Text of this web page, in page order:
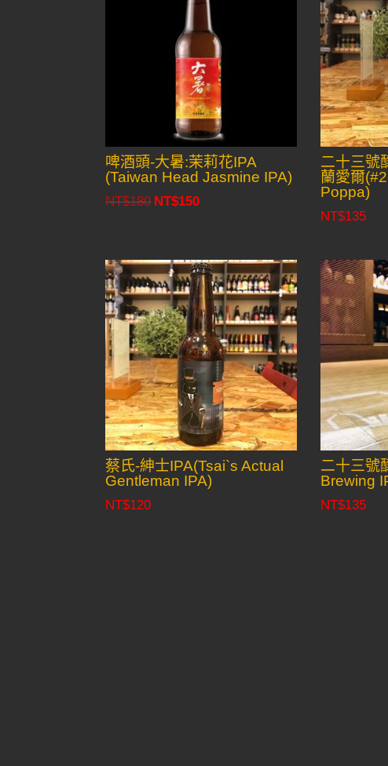
啤酒頭-大暑:茉莉花IPA
(Taiwan Head Jasmine IPA)
NT$180 Original
NT$180.
NT$150Current
NT$150.
二十三號
蘭愛爾
Poppa)
NT$135
蔡氏-紳士IPA(Tsai`s Actual
Gentleman IPA)
NT$120
二十三號
Brewing
NT$135